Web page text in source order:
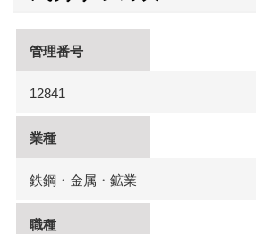
管理番号
12841
業種
鉄鋼・金属・鉱業
職種